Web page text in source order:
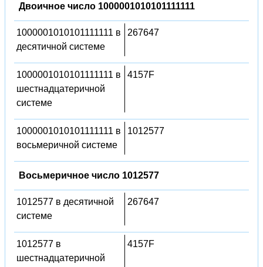
Двоичное число 1000001010101111111
1000001010101111111 в
десятичной системе
267647
1000001010101111111 в
шестнадцатеричной
системе
4157F
1000001010101111111 в
восьмеричной системе
1012577
Восьмеричное число 1012577
1012577 в десятичной
системе
267647
1012577 в
шестнадцатеричной
4157F